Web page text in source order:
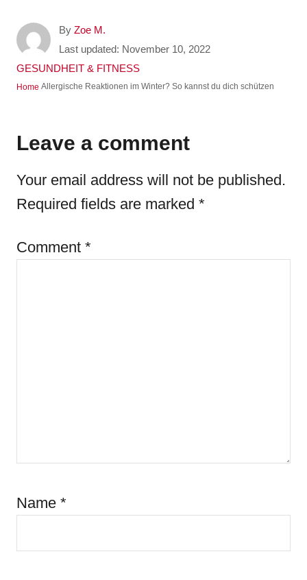
By A
u
o
Zoe M.
P
o
o
Last updated: November 10, 2022
C
a
o
i
s
GESUNDHEIT & FITNESS
Home Allergische Reaktionen im Winter? So kannst du dich schützen
Leave a comment
Your email address will not be published.
Required fields are marked *
Comment *
Name *